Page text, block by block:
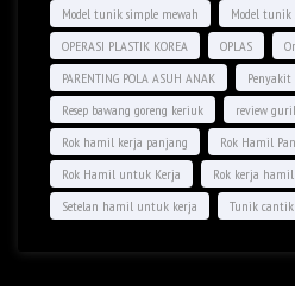
Model tunik simple mewah
Model tunik
OPERASI PLASTIK KOREA
OPLAS
PARENTING POLA ASUH ANAK
Resep bawang goreng keriuk
review
Rok hamil kerja panjang
Rok Hamil
Rok Hamil untuk Kerja
Rok kerja hamil
Setelan hamil untuk kerja
Tunik cantik